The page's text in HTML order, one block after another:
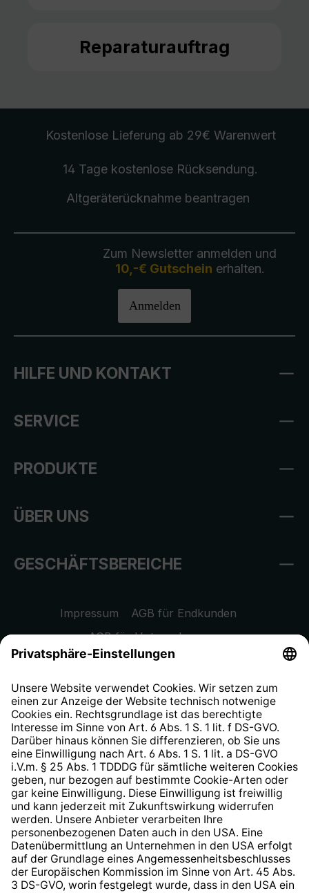
Reparaturauftrag
Kostenlose Lieferung ab 29€ Warenwert
14 Tage kostenlose Rücksendung.
Altgeräterücknahmebeantragen
Zum Newsletter anmelden und
10,-€ Gutschein erhalten.
Anmelden
HILFE UND KONTAKT
SERVICE
PRODUKTE
ÜBER UNS
GESCHÄFTSBEREICHE
Impressum
AGB für Endkunden
AGB für Unternehmen
Datenschutzhinweis
Widerrufsrecht
Hinweisgeberschutzsystem
Barrierefreiheit